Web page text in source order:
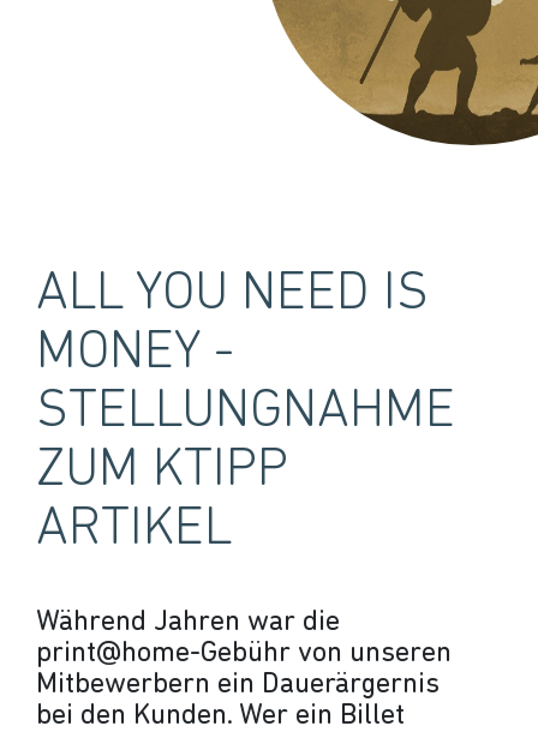
ALL YOU NEED IS
MONEY -
STELLUNGNAHME
ZUM KTIPP
ARTIKEL
Während Jahren war die
print@home-Gebühr von unseren
Mitbewerbern ein Dauerärgernis
bei den Kunden. Wer ein Billet